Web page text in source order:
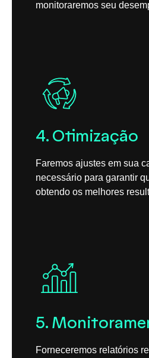
monitoraremos seu
4. Otimização
Faremos ajustes em sua
necessário para garantir
obtendo os melhores
5.
Forneceremos relatórios